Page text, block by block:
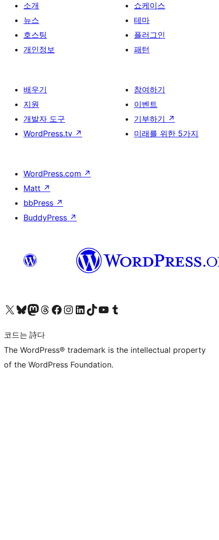
소개
뉴스
호스팅
개인정보
쇼케이스
테마
플러그인
패턴
배우기
지원
개발자 도구
WordPress.tv ↗
참여하기
이벤트
기부하기 ↗
미래를 위한 5가지
WordPress.com ↗
Matt ↗
bbPress ↗
BuddyPress ↗
X(이전 트위터) 계정 방문하기블루스카이 계정 방문하기마스토돈 계정 방문하기스레드 계정 방문하기 페이스북 페이지 방문하기인스타그램 계정 방문하기 LinkedIn 계정 방문하기틱톡 계정 방문하기유튜브 채널 방문하기 텀블러 계정 방문하기
코드는 詩다
The WordPress® trademark is the intellectual property
of the WordPress Foundation.